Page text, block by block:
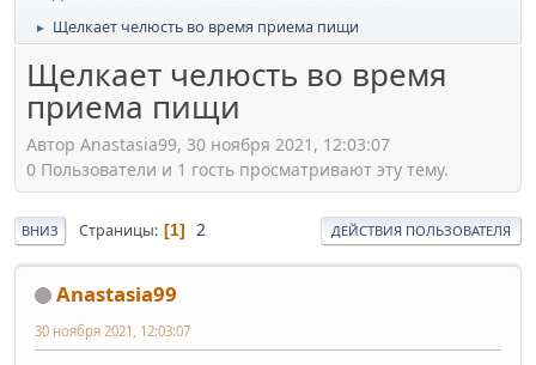
► Щелкает челюсть во время приема пищи
Щелкает челюсть во время
приема пищи
Автор Anastasia99, 30 ноября 2021, 12:03:07
0 Пользователи и 1 гость просматривают эту тему.
ВНИЗ Страницы 1 2 ДЕЙСТВИЯ ПОЛЬЗОВАТЕЛЯ
Anastasia99
30 ноября 2021, 12:03:07